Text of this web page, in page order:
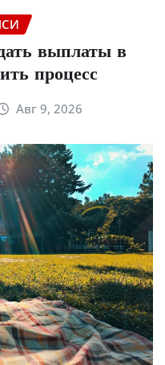
выплаты в
процесс
Авг 9, 2026